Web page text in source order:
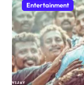
Entertainment